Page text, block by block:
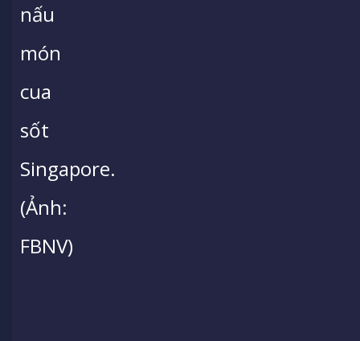
nấu
món
cua
sốt
Singapore.
(Ảnh:
FBNV)